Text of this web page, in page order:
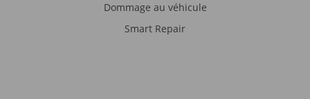
Dommage au véhicule
Smart Repair